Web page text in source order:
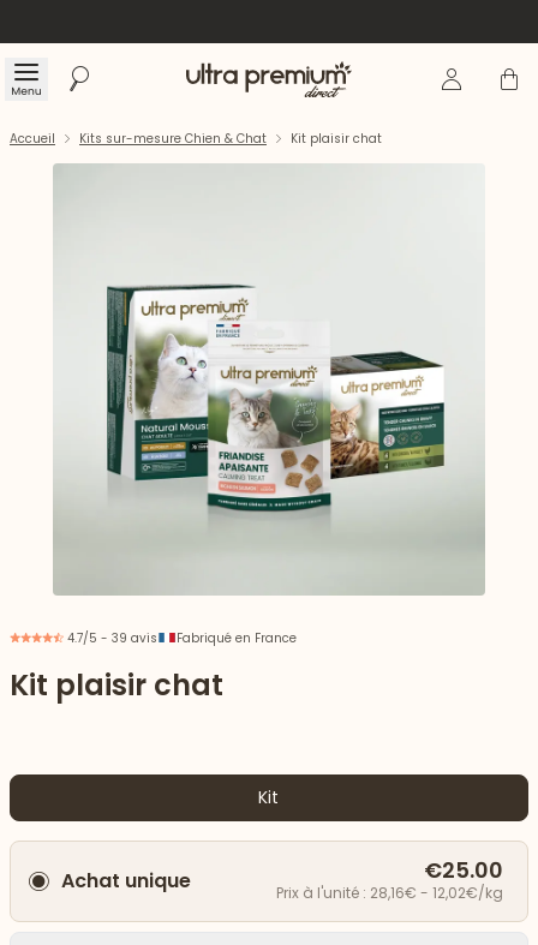
Menu Rechercher Accueil Se Panier
vers le bas
Accueil Kits sur-mesure Chien & Chat Kit plaisir chat
4.7/5 - 39 avis Fabriqué en France
Kit plaisir chat
Kit
Achat unique €25.00
Prix à l'unité : 28,16€ - 12,02€/kg